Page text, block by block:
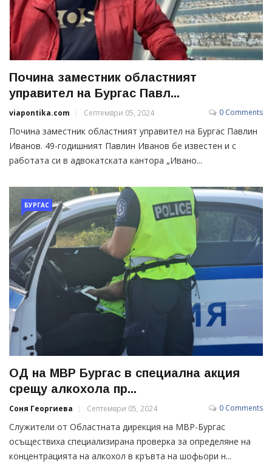
Почина заместник областният
управител на Бургас Павл...
viapontika.com Септември 05, 2024 0 Comments
Почина заместник областният управител на Бургас Павлин
Иванов. 49-годишният Павлин Иванов бе известен и с
работата си в адвокатската кантора „Ивано...
БУРГАС
ОД на МВР Бургас в специална акция
срещу алкохола пр...
Соня Георгиева Септември 05, 2024 0 Comments
Служители от Областната дирекция на МВР-Бургас
осъществиха специализирана проверка за определяне на
концентрацията на алкохол в кръвта на шофьори н...